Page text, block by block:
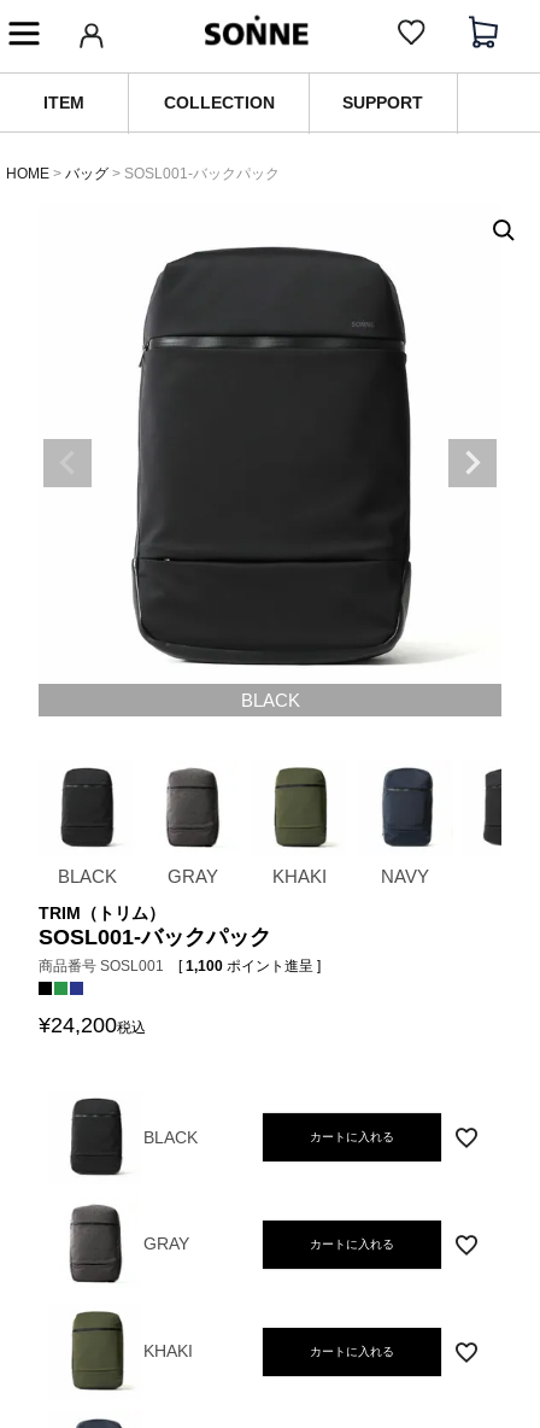
ITEM COLLECTION SUPPORT
HOME バッグ SOSL001-バックパック
BLACK
BLACK GRAY KHAKI NAVY
TRIM（トリム）
SOSL001-バックパック
商品番号 SOSL001 [ 1,100 ポイント進呈 ]
¥24,200税込
BLACK カートに入れる
GRAY カートに入れる
KHAKI カートに入れる